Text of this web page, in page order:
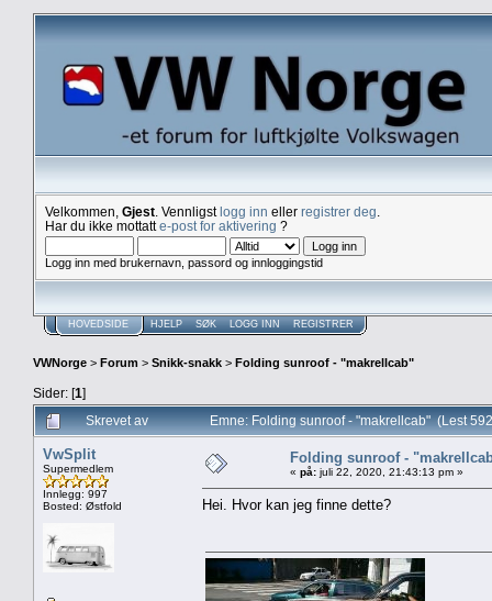
Velkommen, Gjest . Vennligstlogg inn eller registrer deg
Har du ikke mottatte-post for aktivering ?
Logg inn med brukernavn, passord og innloggingstid
HOVEDSIDE HJELP SØK LOGG INN REGISTRER
VWNorge > Forum > Snikk-snakk > Folding sunroof - "makrellcab"
Sider: [1]
Skrevet av
Emne: Folding sunroof - "makrellcab" (Lest
VwSplit
Supermedlem
Innlegg: 997
Bosted: Østfold
Folding sunroof -
« på: juli 22, 2020, 21:43:13 pm »
Hei. Hvor kan jeg finne dette?